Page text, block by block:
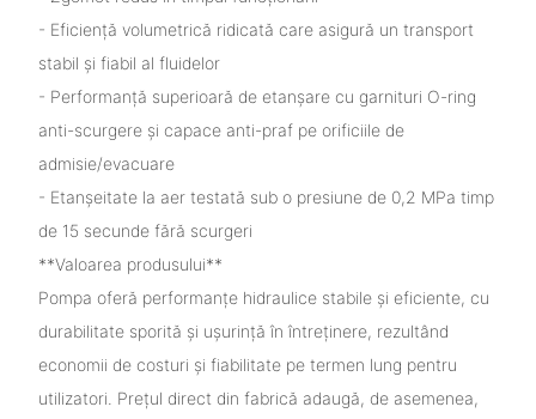
- Eficiență volumetrică ridicată care asigură un transport
stabil și fiabil al fluidelor
- Performanță superioară de etanșare cu garnituri O-ring
anti-scurgere și capace anti-praf pe orificiile de
admisie/evacuare
- Etanșeitate la aer testată sub o presiune de 0,2 MPa timp
de 15 secunde fără scurgeri
**Valoarea produsului**
Pompa oferă performanțe hidraulice stabile și eficiente, cu
durabilitate sporită și ușurință în întreținere, rezultând
economii de costuri și fiabilitate pe termen lung pentru
utilizatori. Prețul direct din fabrică adaugă, de asemenea,